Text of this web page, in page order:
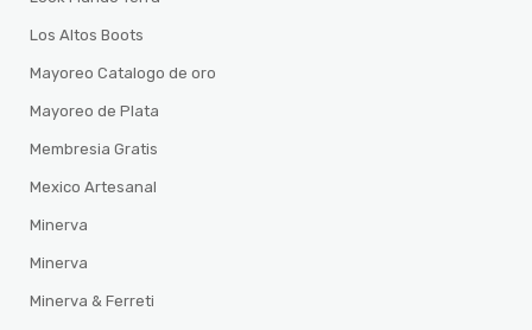
Los Altos Boots
Mayoreo Catalogo de oro
Mayoreo de Plata
Membresia Gratis
Mexico Artesanal
Minerva
Minerva
Minerva & Ferreti